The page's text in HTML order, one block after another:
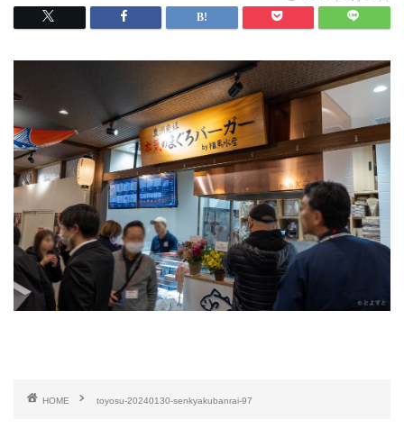
HOME toyosu-20240130-senkyakubanrai-97